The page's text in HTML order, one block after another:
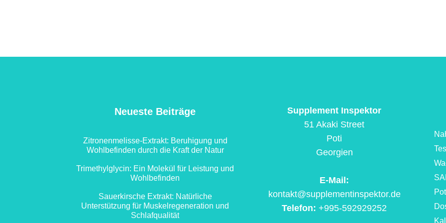
Neueste Beiträge
Zitronenmelisse-Extrakt: Beruhigung und
Wohlbefinden durch die Kraft der Natur
Trimethylglycin: Ein Molekül für Leistung und
Wohlbefinden
Sauerkirsche Extrakt: Natürliche
Unterstützung für Muskelregeneration und
Schlafqualität
Supplement Inspektor
51 Akaki Street
Poti
Georgien
E-Mail:
kontakt@supplementinspektor.de
Telefon: +995-592929252